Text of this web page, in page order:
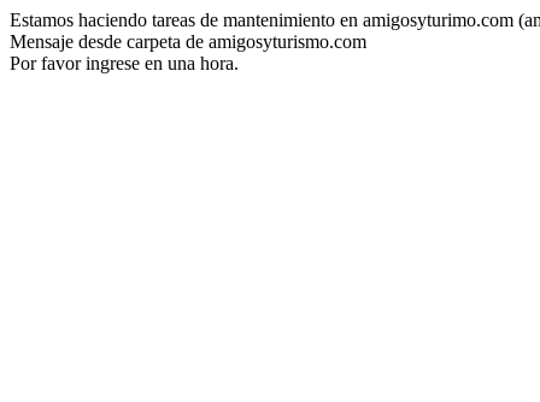
Estamos haciendo tareas de mantenimiento en amigosyturimo.com
Mensaje desde carpeta de amigosyturismo.com
Por favor ingrese en una hora.